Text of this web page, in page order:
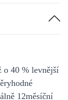
o 40 % levnější
12měsíční